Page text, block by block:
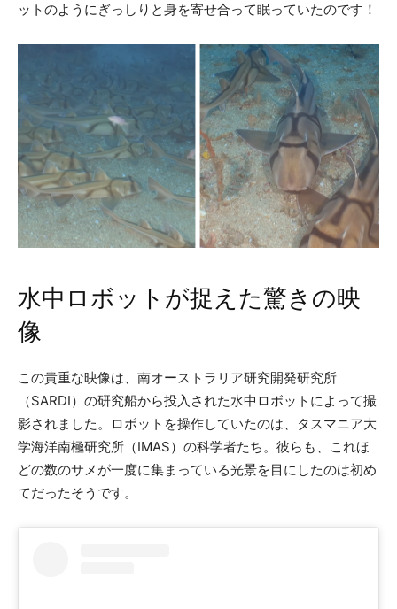
ットのようにぎっしりと身を寄せ合って眠っていたのです！
水中ロボットが捉えた驚きの映
像
この貴重な映像は、南オーストラリア研究開発研究所
（SARDI）の研究船から投入された水中ロボットによって撮
影されました。ロボットを操作していたのは、タスマニア大
学海洋南極研究所（IMAS）の科学者たち。彼らも、これほ
どの数のサメが一度に集まっている光景を目にしたのは初め
てだったそうです。